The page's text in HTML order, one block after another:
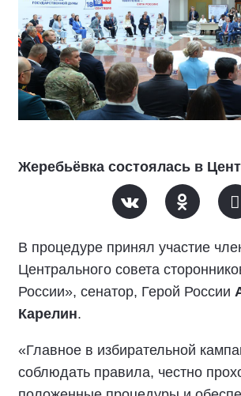
Жеребьёвка состоялась в
В процедуре принял участие
Центрального совета
России», сенатор, Герой России
Карелин.
«Главное в избирательной
соблюдать правила, честно